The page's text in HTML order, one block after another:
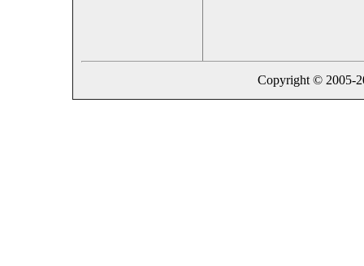
Copyright © 2005-